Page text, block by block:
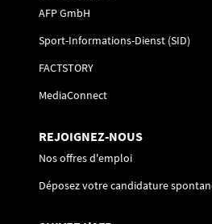
AFP GmbH
Sport-Informations-Dienst (SID)
FACTSTORY
MediaConnect
REJOIGNEZ-NOUS
Nos offres d'emploi
Déposez votre candidature